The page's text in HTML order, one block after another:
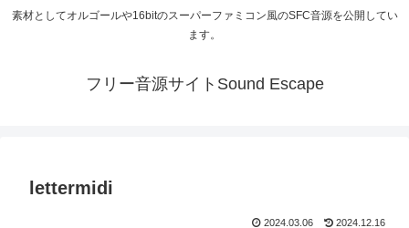
素材としてオルゴールや16bitのスーパーファミコン風のSFC音源を公開してい
ます。
フリー音源サイトSound Escape
lettermidi
2024.03.06 2024.12.16